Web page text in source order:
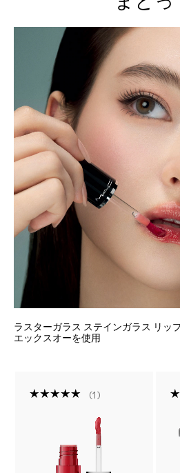
ラスターガラス ステインガラス リッ
エックスオーを使用
1